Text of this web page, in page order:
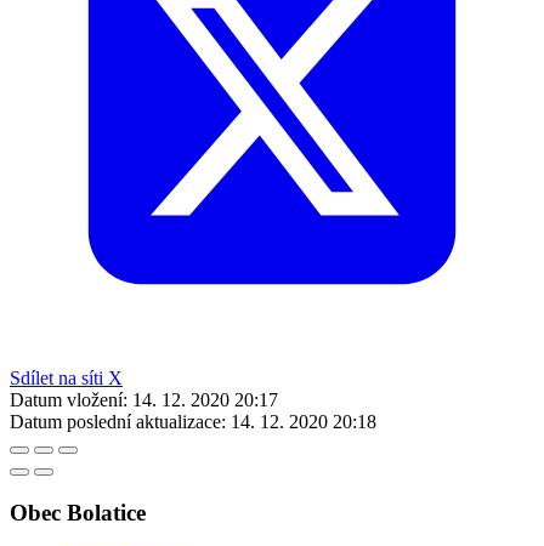
Sdílet na síti X
Datum vložení: 14. 12. 2020 20:17
Datum poslední aktualizace: 14. 12. 2020 20:18
Obec Bolatice